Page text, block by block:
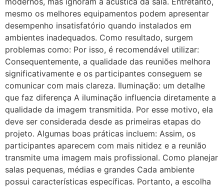
mesmo os melhores equipamentos podem apresentar
desempenho insatisfatório quando instalados em
ambientes inadequados. Como resultado, surgem
problemas como: Por isso, é recomendável utilizar:
Consequentemente, a qualidade das reuniões melhora
significativamente e os participantes conseguem se
comunicar com mais clareza. Iluminação: um detalhe
que faz diferença A iluminação influencia diretamente a
qualidade da imagem transmitida. Por esse motivo, ela
deve ser considerada desde as primeiras etapas do
projeto. Algumas boas práticas incluem: Assim, os
participantes aparecem com mais nitidez e a reunião
transmite uma imagem mais profissional. Como planejar
salas pequenas, médias e grandes Cada ambiente
possui características específicas. Portanto, a escolha